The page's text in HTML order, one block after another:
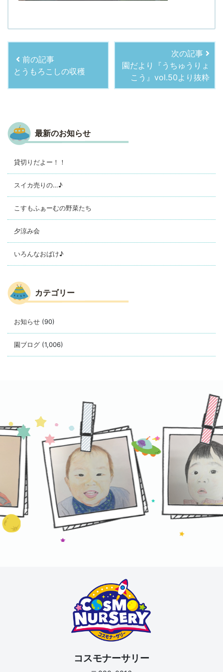
前の記事
とうもろこしの収穫
次の記事
園だより『うちゅうりょ
こう』vol.50より抜粋
最新のお知らせ
貸切りだよー！！
スイカ売りの…♪
こすもふぁーむの野菜たち
夕涼み会
いろんなおばけ♪
カテゴリー
お知らせ (90)
園ブログ (1,006)
コスモナーサリー